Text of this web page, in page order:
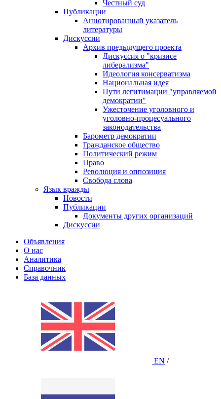
Честный суд
Публикации
Аннотированный указатель
литературы
Дискуссии
Архив предыдущего проекта
Дискуссия о "кризисе
либерализма"
Идеология консерватизма
Национальная идея
Пути легитимации "управляемой
демократии"
Ужесточение уголовного и
уголовно-процесуального
законодательства
Барометр демократии
Гражданское общество
Политический режим
Право
Революция и оппозиция
Свобода слова
Язык вражды
Новости
Публикации
Документы других организаций
Дискуссии
Объявления
О нас
Аналитика
Справочник
База данных
EN /